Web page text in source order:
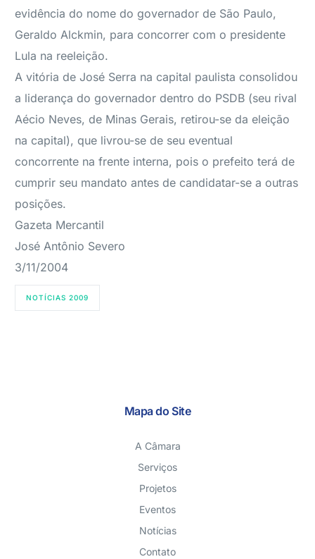
evidência do nome do governador de São Paulo,
Geraldo Alckmin, para concorrer com o presidente
Lula na reeleição.
A vitória de José Serra na capital paulista consolidou
a liderança do governador dentro do PSDB (seu rival
Aécio Neves, de Minas Gerais, retirou-se da eleição
na capital), que livrou-se de seu eventual
concorrente na frente interna, pois o prefeito terá de
cumprir seu mandato antes de candidatar-se a outras
posições.
Gazeta Mercantil
José Antônio Severo
3/11/2004
NOTÍCIAS 2009
Mapa do Site
A Câmara
Serviços
Projetos
Eventos
Notícias
Contato